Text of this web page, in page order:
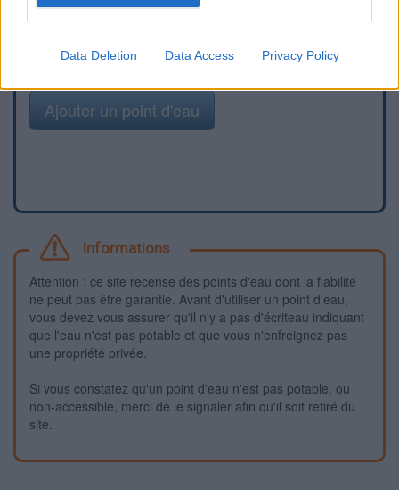
Data Deletion Data Access Privacy Policy
Signaler une erreur
Ajouter un point d'eau
Informations
Attention : ce site recense des points d'eau dont la fiabilité
ne peut pas être garantie. Avant d'utiliser un point d'eau,
vous devez vous assurer qu'il n'y a pas d'écriteau indiquant
que l'eau n'est pas potable et que vous n'enfreignez pas
une propriété privée.
Si vous constatez qu'un point d'eau n'est pas potable, ou
non-accessible, merci de le signaler afin qu'il soit retiré du
site.